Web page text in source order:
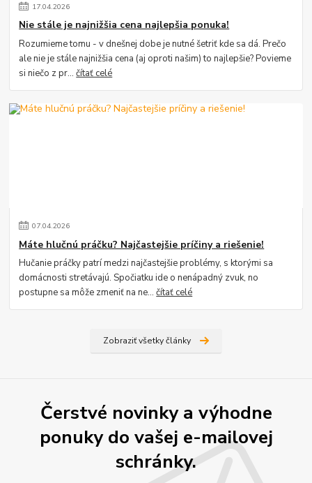
17.04.2026
Nie stále je najnižšia cena najlepšia ponuka!
Rozumieme tomu - v dnešnej dobe je nutné šetriť kde sa dá. Prečo
ale nie je stále najnižšia cena (aj oproti našim) to najlepšie? Povieme
si niečo z pr...čítať celé
07.04.2026
Máte hlučnú práčku? Najčastejšie príčiny a riešenie!
Hučanie práčky patrí medzi najčastejšie problémy, s ktorými sa
domácnosti stretávajú. Spočiatku ide o nenápadný zvuk, no
postupne sa môže zmeniť na ne...čítať celé
Zobraziť všetky články
Čerstvé novinky a výhodne
ponuky do vašej e-mailovej
schránky.